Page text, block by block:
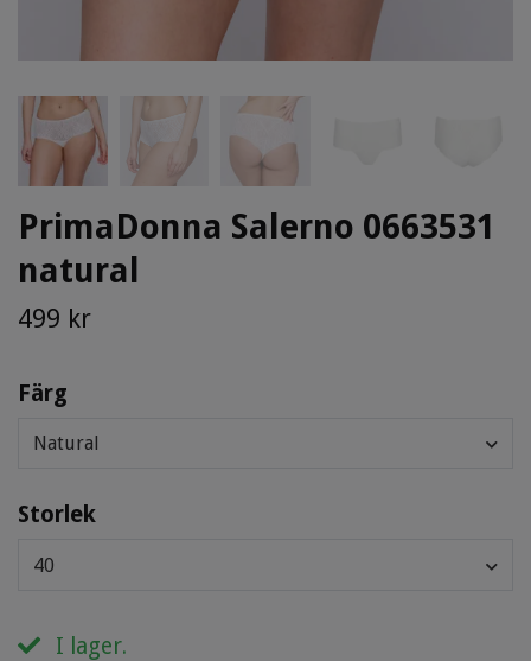
PrimaDonna Salerno 0663531
natural
499 kr
Färg
Natural
Storlek
40
I lager.